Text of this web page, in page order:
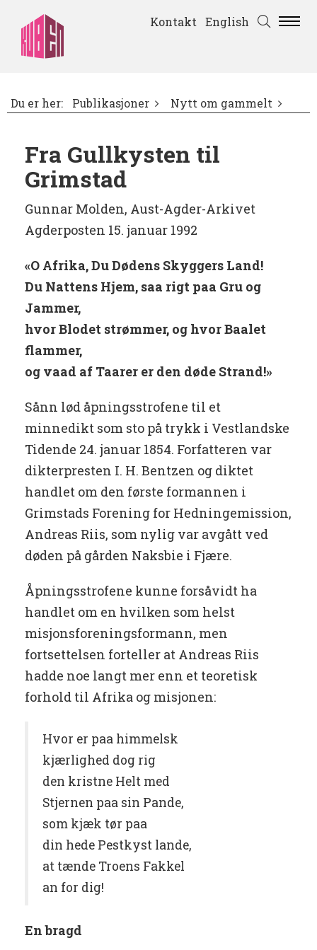
Kontakt English
Du er her: Publikasjoner Nytt om gammelt
Fra Gullkysten til
Grimstad
Gunnar Molden, Aust-Agder-Arkivet
Agderposten 15. januar 1992
«O Afrika, Du Dødens Skyggers Land!
Du Nattens Hjem, saa rigt paa Gru og
Jammer,
hvor Blodet strømmer, og hvor Baalet
flammer,
og vaad af Taarer er den døde Strand!»
Sånn lød åpningsstrofene til et
minnedikt som sto på trykk i Vestlandske
Tidende 24. januar 1854. Forfatteren var
dikterpresten I. H. Bentzen og diktet
handlet om den første formannen i
Grimstads Forening for Hedningemission,
Andreas Riis, som nylig var avgått ved
døden på gården Naksbie i Fjære.
Åpningsstrofene kunne forsåvidt ha
handlet om en hvilken som helst
misjonsforeningsformann, men
fortsettelsen forteller at Andreas Riis
hadde noe langt mer enn et teoretisk
forhold til Afrika og misjonen:
Hvor er paa himmelsk
kjærlighed dog rig
den kristne Helt med
Stjernen paa sin Pande,
som kjæk tør paa
din hede Pestkyst lande,
at tænde Troens Fakkel
an for dig!
En bragd